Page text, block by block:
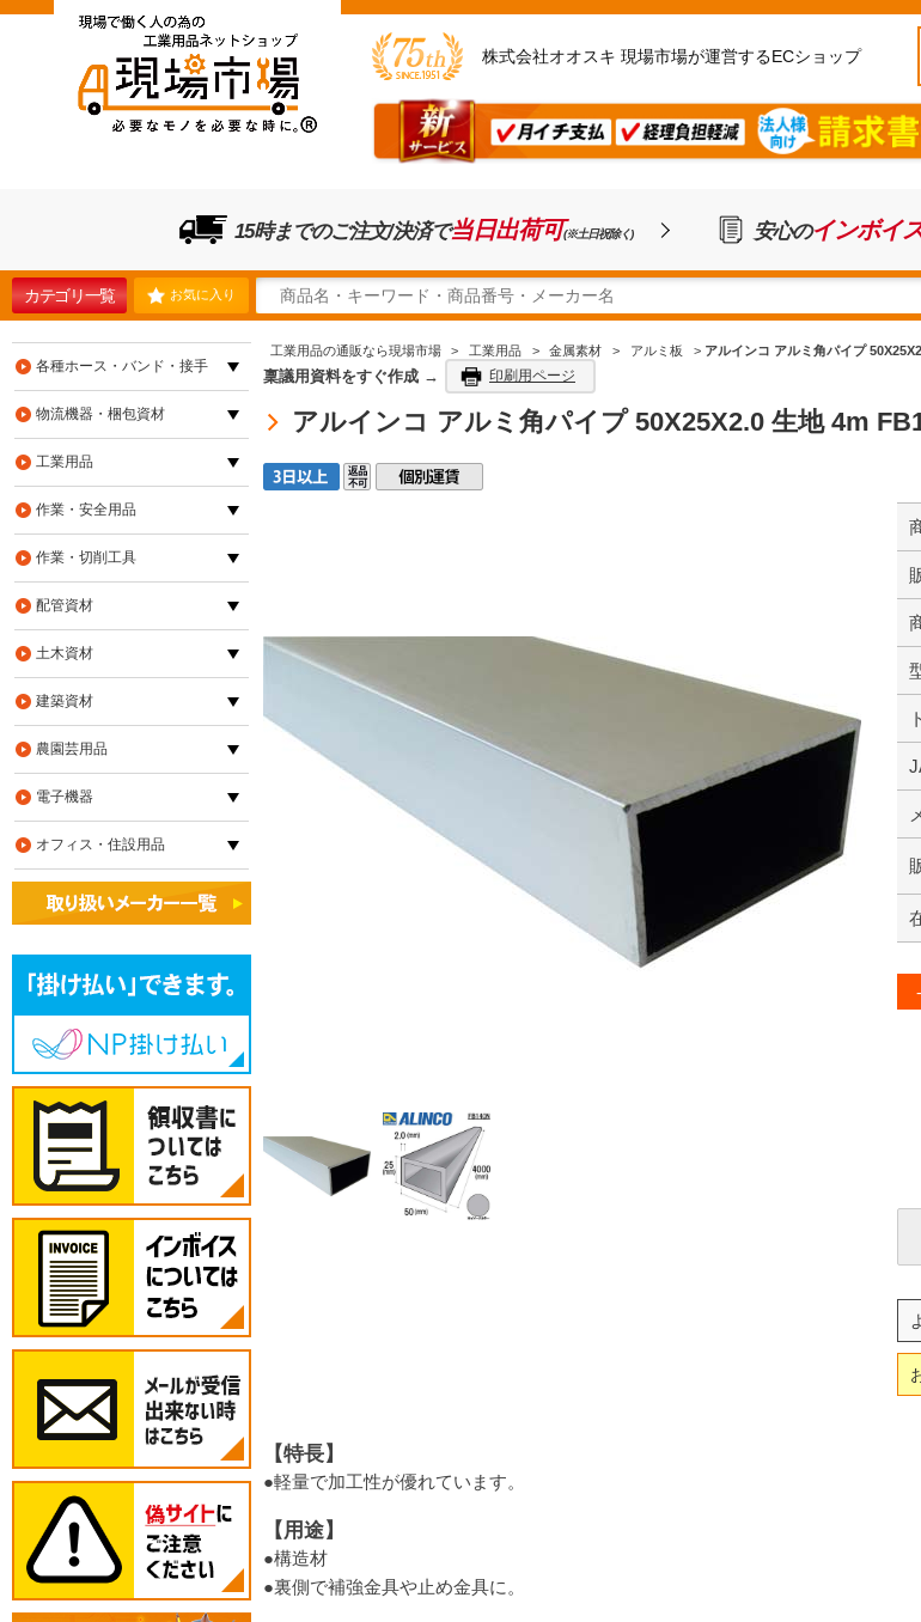
株式会社オオスキ 現場市場が運営するECショップ
15時までのご注文/決済で当日出荷可(※土日祝除く) 安心のインボイ
カテゴリ一覧 お気に入り
工業用品の通販なら現場市場 > 工業用品 > 金属素材 > アルミ板 > アルインコ アルミ角パイプ
稟議用資料をすぐ作成 → 印刷用ページ
アルインコ アルミ角パイプ 50X25X2.0 生地 4m
【特長】
●軽量で加工性が優れています。
【用途】
●構造材
●裏側で補強金具や止め金具に。
各種ホース・バンド・接手
物流機器・梱包資材
工業用品
作業・安全用品
作業・切削工具
配管資材
土木資材
建築資材
農園芸用品
電子機器
オフィス・住設用品